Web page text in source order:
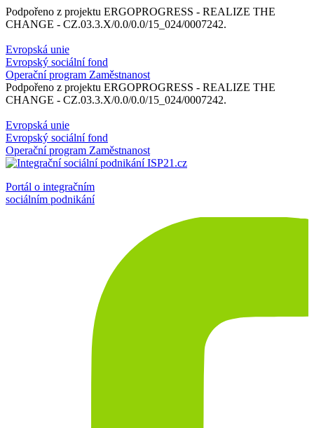
Podpořeno z projektu ERGOPROGRESS - REALIZE THE
CHANGE - CZ.03.3.X/0.0/0.0/15_024/0007242.
Evropská unie
Evropský sociální fond
Operační program Zaměstnanost
Podpořeno z projektu ERGOPROGRESS - REALIZE THE
CHANGE - CZ.03.3.X/0.0/0.0/15_024/0007242.
Evropská unie
Evropský sociální fond
Operační program Zaměstnanost
Portál o integračním
sociálním podnikání